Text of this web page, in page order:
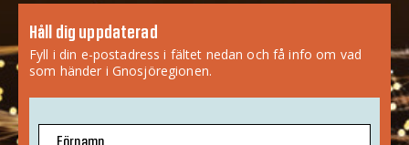
Håll dig uppdaterad
Fyll i din e-postadress i fältet nedan och få info om vad
som händer i Gnosjöregionen.